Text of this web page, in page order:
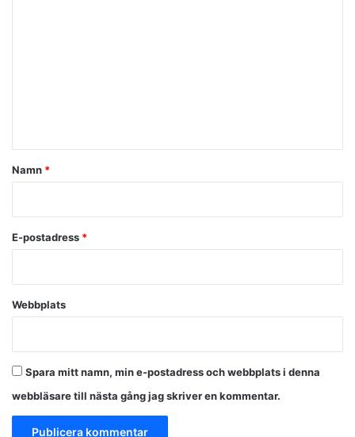
a
Namn *
E-postadress *
Webbplats
Spara mitt namn, min e-postadress och webbplats i denna
webbläsare till nästa gång jag skriver en kommentar.